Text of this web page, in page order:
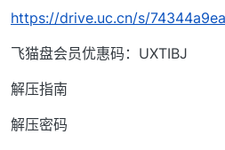
https://drive.uc.cn/s/
飞猫盘会员优惠码：UXTIBJ
解压指南
解压密码